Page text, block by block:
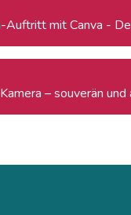
Auftritt mit Canva -
– souverän und